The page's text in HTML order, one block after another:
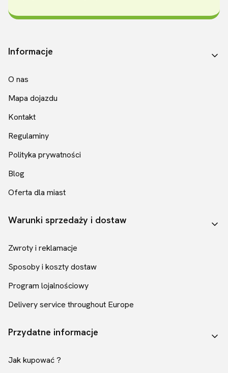
Linki w stopce
Informacje
O nas
Mapa dojazdu
Kontakt
Regulaminy
Polityka prywatności
Blog
Oferta dla miast
Warunki sprzedaży i dostaw
Zwroty i reklamacje
Sposoby i koszty dostaw
Program lojalnościowy
Delivery service throughout Europe
Przydatne informacje
Jak kupować ?